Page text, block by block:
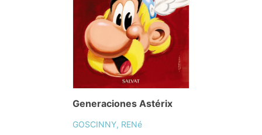
Generaciones Astérix
GOSCINNY, RENé